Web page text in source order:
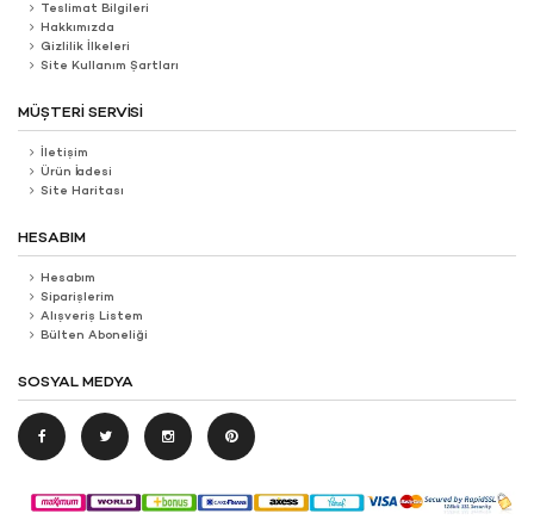
Teslimat Bilgileri
Hakkımızda
Gizlilik İlkeleri
Site Kullanım Şartları
MÜŞTERI SERVISI
İletişim
Ürün İadesi
Site Haritası
HESABIM
Hesabım
Siparişlerim
Alışveriş Listem
Bülten Aboneliği
SOSYAL MEDYA